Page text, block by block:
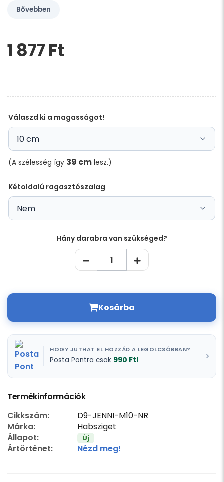
Bővebben
Kérem,
hagyja
1 877 Ft‎
Válaszd ki a magasságot!
(A szélesség így 39 cm lesz.)
Kétoldalú ragasztószalag
Hány darabra van szükséged?
Kosárba
HOGY JUTHAT EL HOZZÁD A LEGOLCSÓBBAN?
Posta Pontra csak 990 Ft!
Termékinformációk
Cikkszám:
D9-JENNI-M10-NR
Márka:
Habsziget
Állapot:
Új
Ártörténet: Nézd meg!